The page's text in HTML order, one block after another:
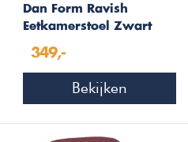
Dan Form Ravish
Eetkamerstoel Zwart
349,-
Bekijken